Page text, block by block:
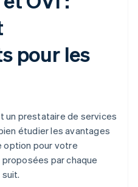
pour les
un prestataire de services
étudier les avantages
option pour votre
par chaque